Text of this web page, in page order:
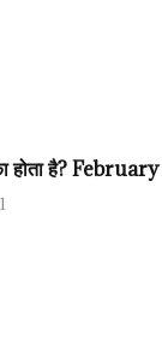
होता है?